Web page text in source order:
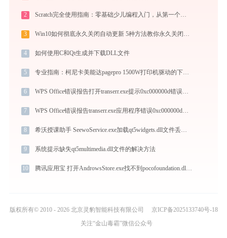
2 Scratch完全使用指南：零基础少儿编程入门，从第一个作品到独立创作（2026最新）
3 Win10如何彻底永久关闭自动更新 5种方法教你永久关闭win10自动更新
4 如何使用C和Qt生成并下载DLL文件
5 专业指南：柯尼卡美能达pagepro 1500W打印机驱动的下载与安装步骤详解
6 WPS Office错误报告打开transerr.exe提示0xc000000d错误码怎么办
7 WPS Office错误报告transerr.exe应用程序错误0xc000000d解决方法
8 希沃授课助手 SeewoService.exe加载qt5widgets.dll文件丢失处理办法
9 系统提示缺失qt5multimedia.dll文件的解决方法
10 腾讯应用宝 打开AndrowsStore.exe找不到pocofoundation.dll怎么办
版权所有© 2010 - 2026 北京灵豹智能科技有限公司
京ICP备2025133740号-18
关注“金山毒霸”微信公众号